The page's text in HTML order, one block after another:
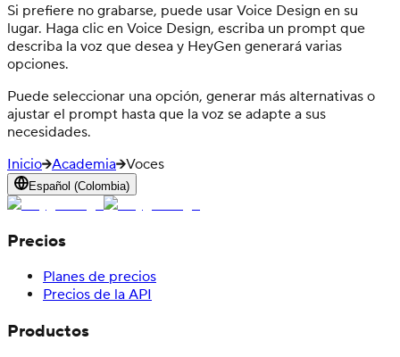
Si prefiere no grabarse, puede usar Voice Design en su
lugar. Haga clic en Voice Design, escriba un prompt que
describa la voz que desea y HeyGen generará varias
opciones.
Puede seleccionar una opción, generar más alternativas o
ajustar el prompt hasta que la voz se adapte a sus
necesidades.
Inicio Academia Voces
Español (Colombia)
Precios
Planes de precios
Precios de la API
Productos